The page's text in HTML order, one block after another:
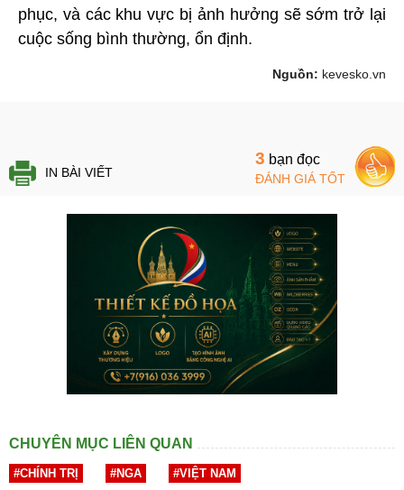
phục, và các khu vực bị ảnh hưởng sẽ sớm trở lại
cuộc sống bình thường, ổn định.
Nguồn: kevesko.vn
IN BÀI VIẾT
3 bạn đọc
ĐÁNH GIÁ TỐT
CHUYÊN MỤC LIÊN QUAN
#CHÍNH TRỊ #NGA #VIỆT NAM